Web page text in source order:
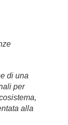
di una
per
alla